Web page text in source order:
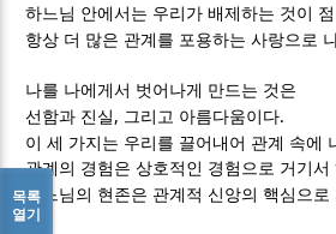
하느님 안에서는 우리가 배제하는 것이
항상 더 많은 관계를 포용하는 사랑으로
나를 나에게서 벗어나게 만드는 것은
선함과 진실 , 그리고 아름다움이다.
이 세 가지는 우리를 끌어내어 관계 속에
관계의 경험은 상호적인 경험으로 거기서
하느님의 현존은 관계적 신앙의 핵심으로
목록
열기